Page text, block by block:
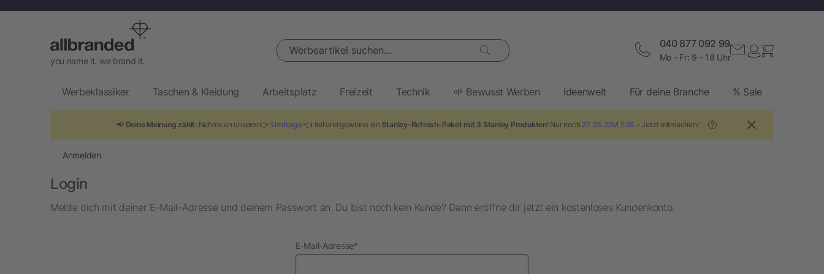
you name it. we brand it.
Werbeartikel suchen... 040 877 092 99
Mo - Fr: 9 - 18 Uhr
Werbeklassiker Taschen & Kleidung Arbeitsplatz Freizeit Technik 🌱 Bewusst Werben Ideenwelt Für deine Branche % Sale
📢 Deine Meinung zählt: Nehme an unserer 👉 Umfrage👈 teil und gewinne ein Stanley-Refresh-Paket mit 3 Stanley Produkten! Nur noch 2T 3S 22M 52S – Jetzt mitmachen! ?
Anmelden
Login
Melde dich mit deiner E-Mail-Adresse und deinem Passwort an. Du bist noch kein Kunde? Dann eröffne dir jetzt ein kostenloses Kundenkonto.
E-Mail-Adresseerforderlich
*